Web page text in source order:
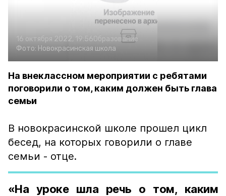
16 октября 2022, 19:56Образование
Фото: Новокрасинская школа
На внеклассном мероприятии с ребятами
поговорили о том, каким должен быть глава
семьи
В новокрасинской школе прошел цикл
бесед, на которых говорили о главе
семьи - отце.
«На уроке шла речь о том, каким